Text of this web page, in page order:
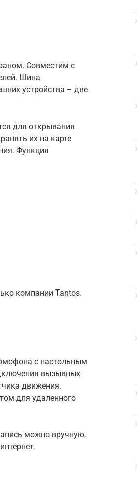
Совместим с
Шина
устройства – две
для открывания
их на карте
Функция
компании Tantos.
с настольным
вызывных
движения.
для удаленного
можно вручную,